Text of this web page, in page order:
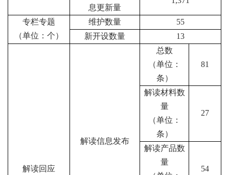
息更新量
专栏专题
（单位：个）
维护数量
55
新开设数量
13
解读回应
解读信息发布
总数
（单位：
条）
81
解读材料数
量
（单位：
条）
27
解读产品数
量
54